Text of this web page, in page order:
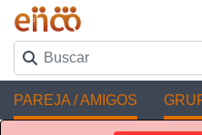
PAREJA / AMIGOS